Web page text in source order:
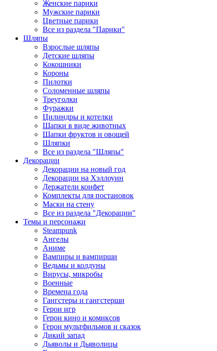
Женские парики
Мужские парики
Цветные парики
Все из раздела "Парики"
Шляпы
Взрослые шляпы
Детские шляпы
Кокошники
Короны
Пилотки
Соломенные шляпы
Треуголки
Фуражки
Цилиндры и котелки
Шапки в виде животных
Шапки фруктов и овощей
Шляпки
Все из раздела "Шляпы"
Декорации
Декорации на новый год
Декорации на Хэллоуин
Держатели конфет
Комплекты для постановок
Маски на стену
Все из раздела "Декорации"
Темы и персонажи
Steampunk
Ангелы
Аниме
Вампиры и вампирши
Ведьмы и колдуны
Вирусы, микробы
Военные
Времена года
Гангстеры и гангстерши
Герои игр
Герои кино и комиксов
Герои мультфильмов и сказок
Дикий запад
Дьяволы и Дьяволицы